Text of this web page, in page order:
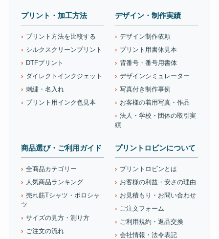
プリント・加工方法
プリント方法を比較する
シルクスクリーンプリント
DTFプリント
ダイレクトインクジェット
刺繍・名入れ
プリント用インク色見本
デザイン・制作実績
デザイン制作依頼
プリント用書体見本
背番号・番号用書体
デザインシミュレーター
写真付き制作事例
お客様の着用写真・作品
法人・学校・団体の取引実
績
商品選び・ご利用ガイド
全商品カテゴリー
人気商品ランキング
売れ筋Tシャツ・ポロシャ
ツ
サイズの見方・測り方
ご注文の流れ
プリントロビンについて
プリントロビンとは
お客様の利益・安さの理由
お見積もり・お問い合わせ
ご注文フォーム
ご利用規約・返品交換
会社情報・法令表記